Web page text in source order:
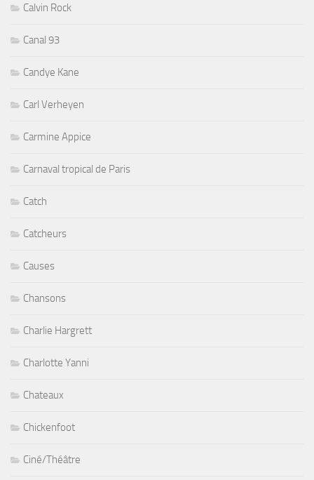
Calvin Rock
Canal 93
Candye Kane
Carl Verheyen
Carmine Appice
Carnaval tropical de Paris
Catch
Catcheurs
Causes
Chansons
Charlie Hargrett
Charlotte Yanni
Chateaux
Chickenfoot
Ciné/Théâtre